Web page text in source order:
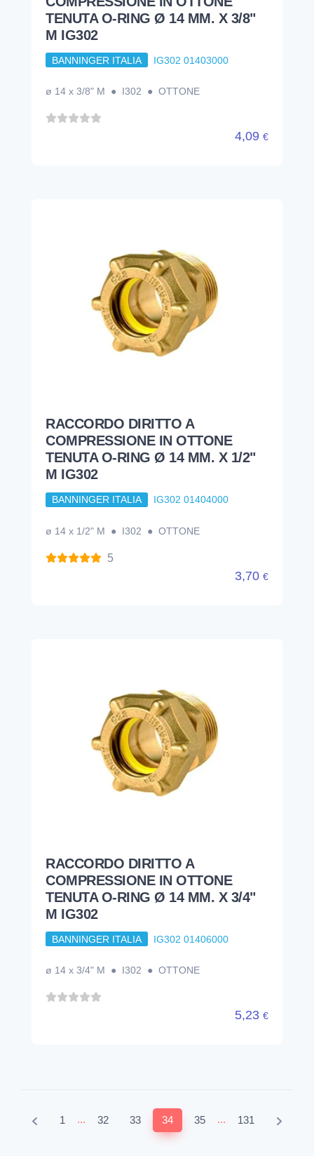
TENUTA O-RING Ø 14 MM. X 3/8"
M IG302
BANNINGER ITALIA IG302 01403000
ø 14 x 3/8" M ● I302 ● OTTONE
4,09 €
RACCORDO DIRITTO A
COMPRESSIONE IN OTTONE
TENUTA O-RING Ø 14 MM. X 1/2"
M IG302
BANNINGER ITALIA IG302 01404000
ø 14 x 1/2" M ● I302 ● OTTONE
5
3,70 €
RACCORDO DIRITTO A
COMPRESSIONE IN OTTONE
TENUTA O-RING Ø 14 MM. X 3/4"
M IG302
BANNINGER ITALIA IG302 01406000
ø 14 x 3/4" M ● I302 ● OTTONE
5,23 €
1 ... 32 33 34 35 ... 131